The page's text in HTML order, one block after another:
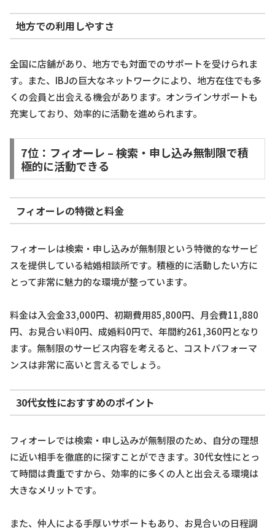
地方での利用しやすさ
全国に店舗があり、地方でも対面でのサポートを受けられま
す。また、IBJの巨大なネットワークにより、地方在住でも多
くの会員と出会える機会があります。オンラインサポートも
充実しており、効率的に活動を進められます。
7位：フィオーレ – 検索・申し込み無制限で積
極的に活動できる
フィオーレの特徴と料金
フィオーレは検索・申し込みが無制限という特徴的なサービ
スを提供している結婚相談所です。積極的に活動したい方に
とって非常に魅力的な環境が整っています。
料金は入会金33,000円、初期費用85,800円、月会費11,880
円、お見合い料0円、成婚料0円で、年間約261,360円となり
ます。無制限のサービス内容を考えると、コストパフォーマ
ンスは非常に高いと言えるでしょう。
30代女性におすすめのポイント
フィオーレでは検索・申し込みが無制限のため、自分の理想
に近い相手を徹底的に探すことができます。30代女性にとっ
て時間は貴重ですから、効率的に多くの人と出会える環境は
大きなメリットです。
また、仲人による手厚いサポートもあり、お見合いの日程調